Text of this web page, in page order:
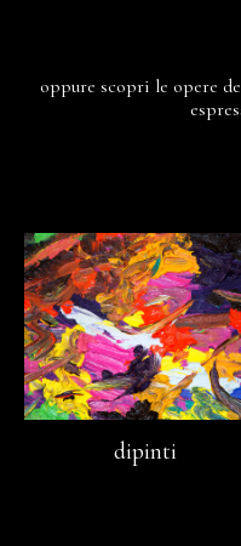
oppure scopri le opere
dipinti